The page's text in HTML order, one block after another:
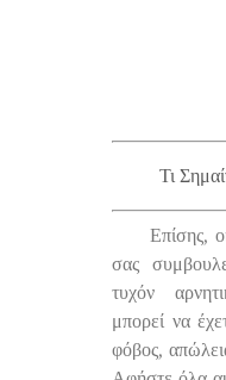
Τι
Επίσης,
σας
τυχόν
μπορεί να
φόβος,